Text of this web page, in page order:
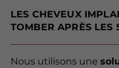
LES CHEVEUX
TOMBER APRÈS LES
Nous utilisons une